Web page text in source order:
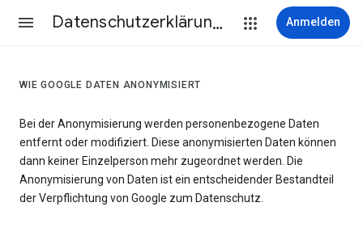
Datenschutzerklärung & Nutzungsbedingungen Anmelden
WIE GOOGLE DATEN ANONYMISIERT
Bei der Anonymisierung werden personenbezogene Daten
entfernt oder modifiziert. Diese anonymisierten Daten können
dann keiner Einzelperson mehr zugeordnet werden. Die
Anonymisierung von Daten ist ein entscheidender Bestandteil
der Verpflichtung von Google zum Datenschutz.